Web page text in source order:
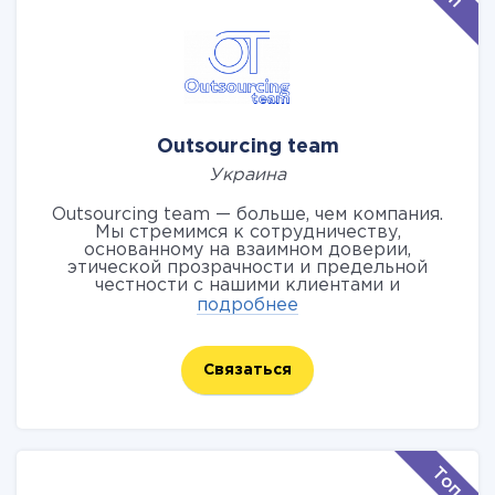
Outsourcing team
Украина
Outsourcing team — больше, чем компания.
Мы стремимся к сотрудничеству,
основанному на взаимном доверии,
этической прозрачности и предельной
честности с нашими клиентами и
сотрудниками. Outsourcing team — компания
маркетинга в социальных сетях, рекламы,
поисковой оптимизации сайта. Работая с
нами, вы получаете ежедневную поддержку
и индивидуально разработанные нашими
специалистами решения для бизнеса
подробнее
Связаться